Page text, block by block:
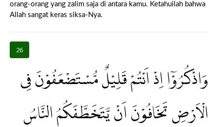
orang-orang yang zalim saja di antara kamu. Ketahuilah bahwa
Allah sangat keras siksa-Nya.
26
وَاذْكُرُوْٓا اِذْ اَنْتُمْ قَلِيْلٌ مُّسْتَضْعَفُوْنَ فِى
الْاَرْضِ تَخَافُوْنَ اَنْ يَّتَخَطَّفَكُمُ النَّاسُ